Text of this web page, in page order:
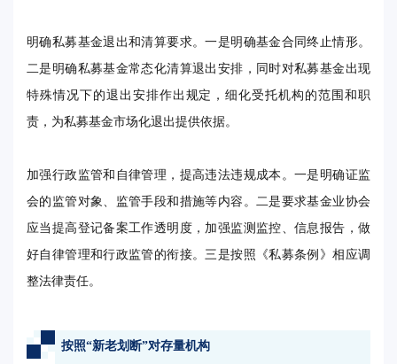
明确私募基金退出和清算要求。一是明确基金合同终止情形。
二是明确私募基金常态化清算退出安排，同时对私募基金出现
特殊情况下的退出安排作出规定，细化受托机构的范围和职
责，为私募基金市场化退出提供依据。
加强行政监管和自律管理，提高违法违规成本。一是明确证监
会的监管对象、监管手段和措施等内容。二是要求基金业协会
应当提高登记备案工作透明度，加强监测监控、信息报告，做
好自律管理和行政监管的衔接。三是按照《私募条例》相应调
整法律责任。
按照“新老划断”对存量机构